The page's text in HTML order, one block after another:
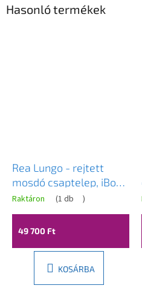
Hasonló termékek
Rea Lungo - rejtett
mosdó csaptelep, iBox,
rózsa-arany, REA-
B8548
Raktáron (1 db )
49 700 Ft
KOSÁRBA